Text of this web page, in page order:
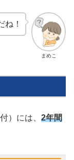
まめこ
ね！
）には、 2年間